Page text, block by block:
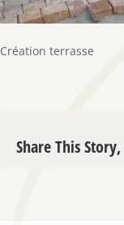
Création terrasse
Share This